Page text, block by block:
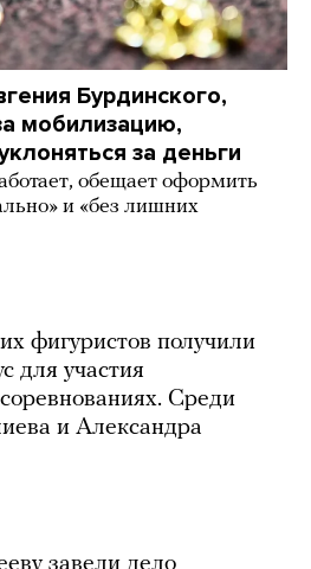
Бурдинского,
мобилизацию,
за деньги
обещает оформить
и «без лишних
фигуристов получили
для участия
Среди
и Александра